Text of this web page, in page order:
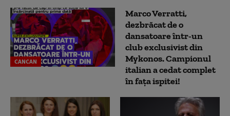
CANCAN
Marco Verratti,
dezbrăcat de o
dansatoare într-un
club exclusivist din
Mykonos. Campionul
italian a cedat complet
în fața ispitei!